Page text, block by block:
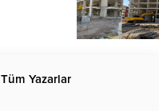
Tüm Yazarlar